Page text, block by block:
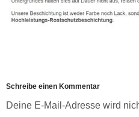
Schreibe einen Kommentar
Deine E-Mail-Adresse wird